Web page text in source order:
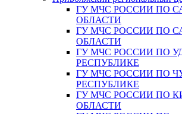
ГУ МЧС РОССИИ ПО
ОБЛАСТИ
ГУ МЧС РОССИИ ПО
ОБЛАСТИ
ГУ МЧС РОССИИ ПО
РЕСПУБЛИКЕ
ГУ МЧС РОССИИ ПО
РЕСПУБЛИКЕ
ГУ МЧС РОССИИ ПО
ОБЛАСТИ